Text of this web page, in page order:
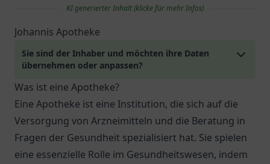
KI generierter Inhalt (klicke für mehr Infos)
Johannis Apotheke
Sie sind der Inhaber und möchten ihre Daten
übernehmen oder anpassen?
Was ist eine Apotheke?
Eine Apotheke ist eine Institution, die sich auf die
Versorgung von Arzneimitteln und die Beratung in
Fragen der Gesundheit spezialisiert hat. Sie spielen
eine essenzielle Rolle im Gesundheitswesen, indem